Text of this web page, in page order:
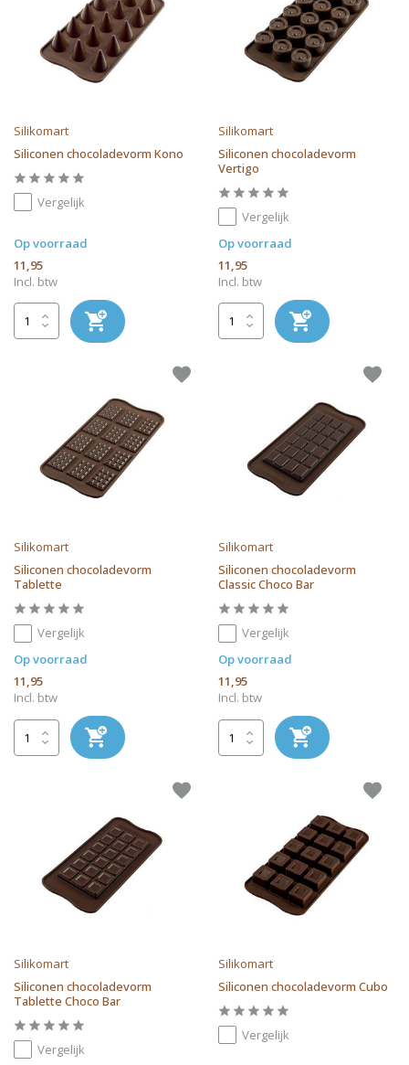
Silikomart
Siliconen chocoladevorm Kono
Vergelijk
Op voorraad
11,95
Incl. btw
Silikomart
Siliconen chocoladevorm
Vertigo
Vergelijk
Op voorraad
11,95
Incl. btw
Silikomart
Siliconen chocoladevorm
Tablette
Vergelijk
Op voorraad
11,95
Incl. btw
Silikomart
Siliconen chocoladevorm
Classic Choco Bar
Vergelijk
Op voorraad
11,95
Incl. btw
Silikomart
Siliconen chocoladevorm
Tablette Choco Bar
Vergelijk
Silikomart
Siliconen chocoladevorm Cubo
Vergelijk